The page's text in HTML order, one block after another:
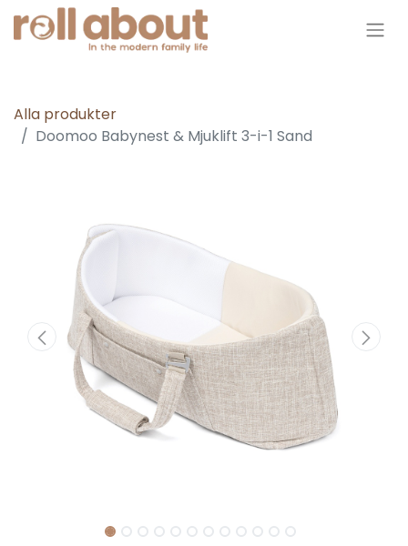
Alla produkter
Doomoo Babynest & Mjuklift 3-i-1 Sand